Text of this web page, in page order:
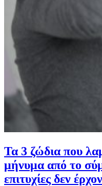
Τα 3 ζώδια που
μήνυμα από το
επιτυχίες δεν